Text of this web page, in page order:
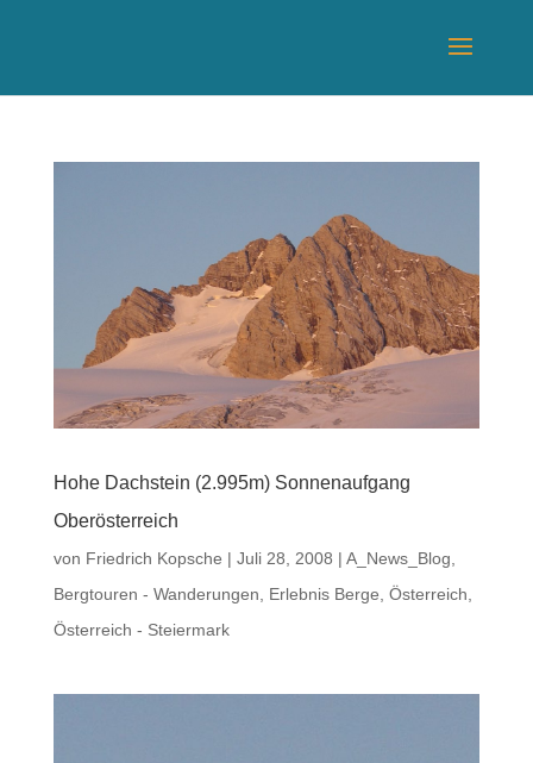
Hohe Dachstein (2.995m) Sonnenaufgang
Oberösterreich
von Friedrich Kopsche | Juli 28, 2008 | A_News_Blog
Bergtouren - Wanderungen
Erlebnis Berge Österreich
Österreich - Steiermark